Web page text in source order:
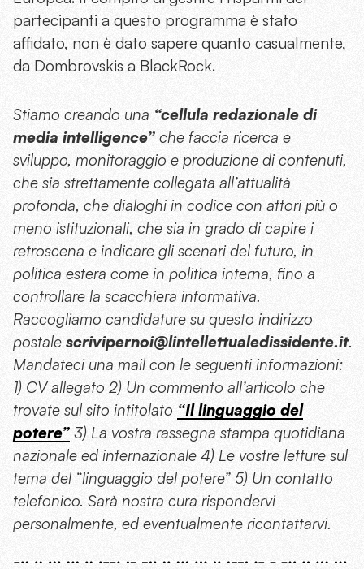
partecipanti a questo programma è stato
affidato, non è dato sapere quanto casualmente,
da Dombrovskis a BlackRock.
Stiamo creando una “cellula redazionale di
media intelligence” che faccia ricerca e
sviluppo, monitoraggio e produzione di contenuti,
che sia strettamente collegata all’attualità
profonda, che dialoghi in codice con attori più o
meno istituzionali, che sia in grado di capire i
retroscena e indicare gli scenari del futuro, in
politica estera come in politica interna, fino a
controllare la scacchiera informativa.
Raccogliamo candidature su questo indirizzo
postale scrivipernoi@lintellettualedissidente.it.
Mandateci una mail con le seguenti informazioni:
1) CV allegato 2) Un commento all’articolo che
trovate sul sito intitolato “Il linguaggio del
potere” 3) La vostra rassegna stampa quotidiana
nazionale ed internazionale 4) Le vostre letture sul
tema del “linguaggio del potere” 5) Un contatto
telefonico. Sarà nostra cura rispondervi
personalmente, ed eventualmente ricontattarvi.